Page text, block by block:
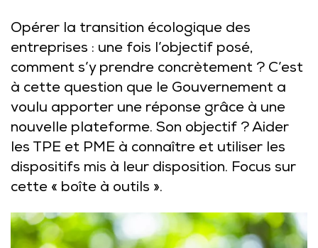
Opérer la transition écologique des
entreprises : une fois l’objectif posé,
comment s’y prendre concrètement ? C’est
à cette question que le Gouvernement a
voulu apporter une réponse grâce à une
nouvelle plateforme. Son objectif ? Aider
les TPE et PME à connaître et utiliser les
dispositifs mis à leur disposition. Focus sur
cette « boîte à outils ».